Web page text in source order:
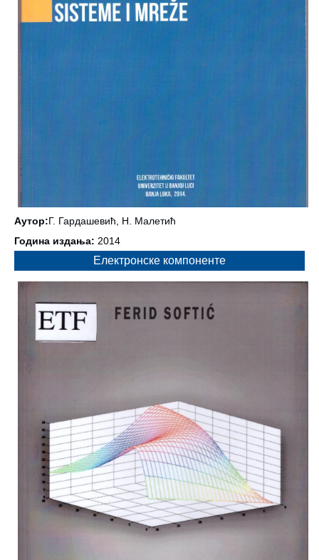
Аутор:Г. Гардашевић, Н. Малетић
Година издања: 2014
Електронске компоненте